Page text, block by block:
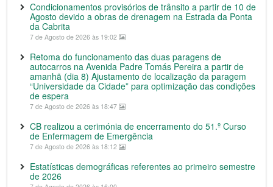
Condicionamentos provisórios de trânsito a partir de 10 de
Agosto devido a obras de drenagem na Estrada da Ponta
da Cabrita
7 de Agosto de 2026 às 19:02
Retoma do funcionamento das duas paragens de
autocarros na Avenida Padre Tomás Pereira a partir de
amanhã (dia 8) Ajustamento de localização da paragem
“Universidade da Cidade” para optimização das condições
de espera
7 de Agosto de 2026 às 18:47
CB realizou a cerimónia de encerramento do 51.º Curso
de Enfermagem de Emergência
7 de Agosto de 2026 às 18:12
Estatísticas demográficas referentes ao primeiro semestre
de 2026